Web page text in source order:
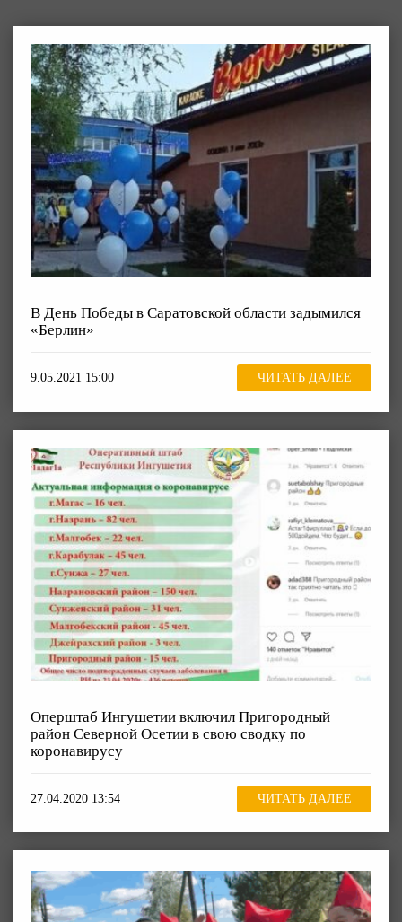
В День Победы в Саратовской области задымился
«Берлин»
9.05.2021 15:00 ЧИТАТЬ ДАЛЕЕ
Оперштаб Ингушетии включил Пригородный
район Северной Осетии в свою сводку по
коронавирусу
27.04.2020 13:54 ЧИТАТЬ ДАЛЕЕ